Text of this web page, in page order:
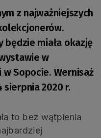
z najważniejszych
będzie miała okazję
w
Sopocie. Wernisaż
2020 r.
to bez wątpienia